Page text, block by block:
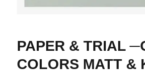
PAPER & TRIAL
COLORS MATT &